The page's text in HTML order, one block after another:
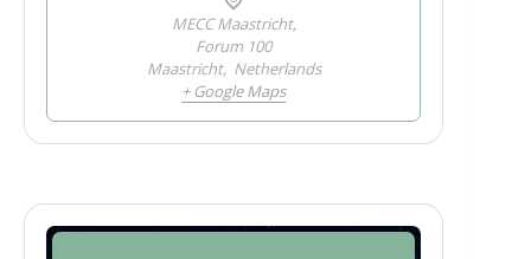
MECC Maastricht,
Forum 100
Maastricht, Netherlands
+ Google Maps